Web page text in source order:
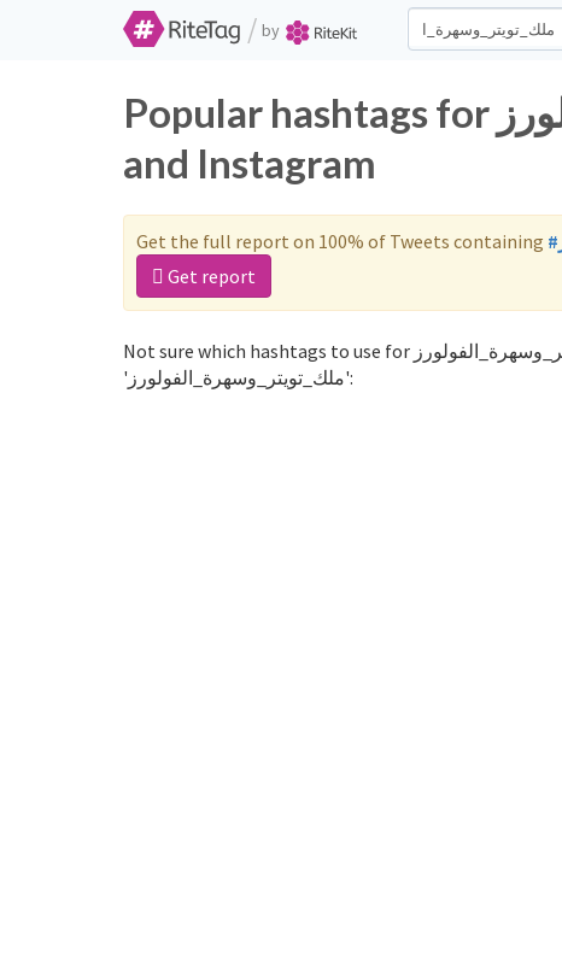
/ by
Popular hashtags for ملك_تويتر_وسهرة_الفولورز on Twitter
and Instagram
Get the full report on 100% of Tweets containing
Get report
Not sure which hashtags to use for ملك_تويتر_وسهرة_الفولورز? These 0 are often used along with the word
'ملك_تويتر_وسهرة_الفولورز':